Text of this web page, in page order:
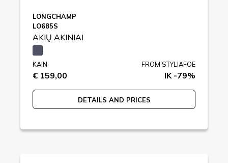
LONGCHAMP
LO685S
AKIŲ AKINIAI
KAIN
€ 159,00
FROM STYLIAFOE
IK -79%
DETAILS AND PRICES